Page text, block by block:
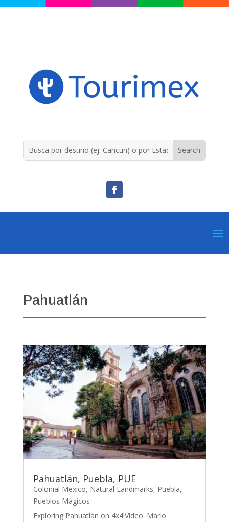
Pahuatlán
Pahuatlán, Puebla, PUE
Colonial Mexico, Natural Landmarks, Puebla,
Pueblos Mágicos
Exploring Pahuatlán on 4x4!Video: Mario